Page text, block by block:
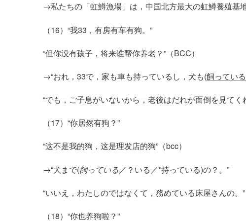
→私たちの「虹鱒漁場」は，中国北方最大の虹鱒養殖基
（16）“我33，有房有车有狗。”
“但你没有孩子，将来谁帮你养老？”（BCC）
→“おれ，33で，家も車も持っているし，犬も(飼っている
“でも，ご子息がいないから，老後はだれが面倒を見てく
（17）“你居然有狗？”
“这不是我的狗，这是理发店的狗”（bcc）
→“犬まで(飼っている／？いる／*持っている)の？。”
“いいえ，わたしのではなくて，務めている床屋さんの。”
（18）“你也养狗啦？”